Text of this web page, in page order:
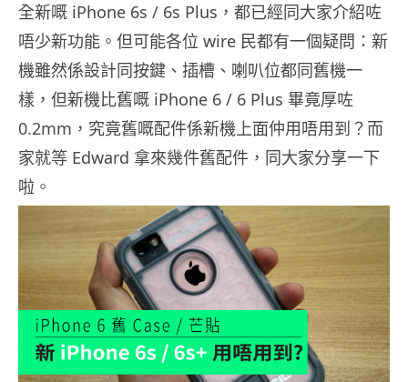
全新嘅 iPhone 6s / 6s Plus，都已經同大家介紹咗
唔少新功能。但可能各位 wire 民都有一個疑問：新
機雖然係設計同按鍵、插槽、喇叭位都同舊機一
樣，但新機比舊嘅 iPhone 6 / 6 Plus 畢竟厚咗
0.2mm，究竟舊嘅配件係新機上面仲用唔用到？而
家就等 Edward 拿來幾件舊配件，同大家分享一下
啦。